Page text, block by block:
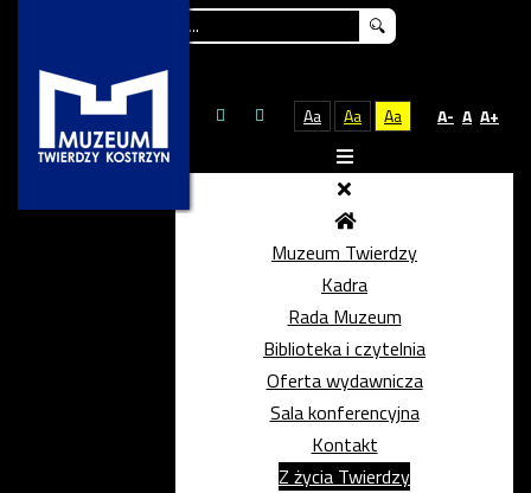
Aa Aa Aa A- A A+
Muzeum Twierdzy
Kadra
Rada Muzeum
Biblioteka i czytelnia
Oferta wydawnicza
Sala konferencyjna
Kontakt
Z życia Twierdzy